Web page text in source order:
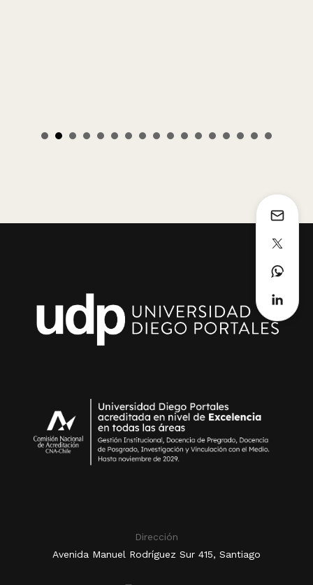
Dirección
Avenida Manuel Rodríguez Sur 415, Santiago